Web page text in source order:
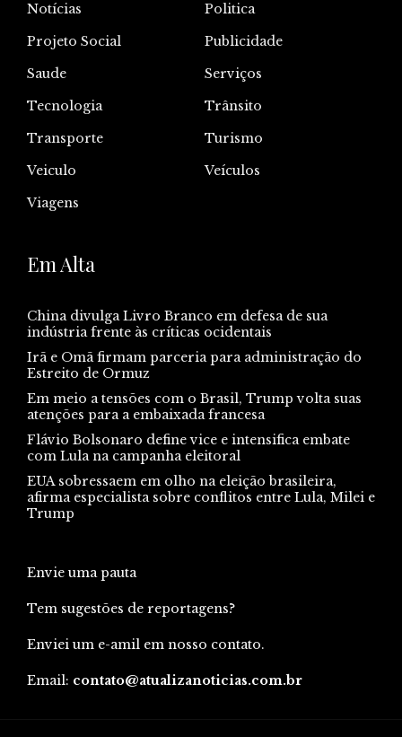
Notícias
Politica
Projeto Social
Publicidade
Saude
Serviços
Tecnologia
Trânsito
Transporte
Turismo
Veiculo
Veículos
Viagens
Em Alta
China divulga Livro Branco em defesa de sua
indústria frente às críticas ocidentais
Irã e Omã firmam parceria para administração do
Estreito de Ormuz
Em meio a tensões com o Brasil, Trump volta suas
atenções para a embaixada francesa
Flávio Bolsonaro define vice e intensifica embate
com Lula na campanha eleitoral
EUA sobressaem em olho na eleição brasileira,
afirma especialista sobre conflitos entre Lula, Milei e
Trump
Envie uma pauta
Tem sugestões de reportagens?
Enviei um e-amil em nosso contato.
Email: contato@atualizanoticias.com.br